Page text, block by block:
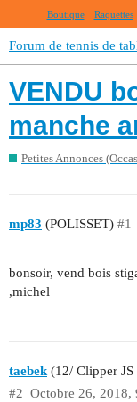
Boutique Raquettes
Forum de tennis de
VENDU
manche
Petites Annonces
mp83 (POLISSET) #1
bonsoir, vend bois
,michel
taebek(12/ Clipper JS
Octobre 26, 2018,
#2